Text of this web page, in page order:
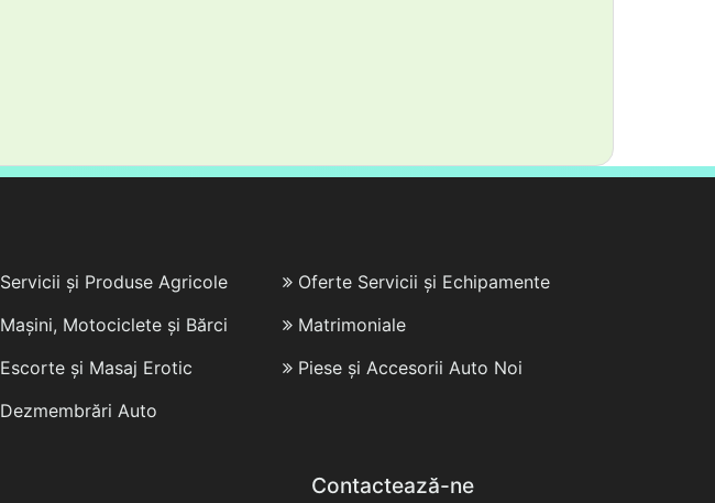
Servicii și Produse Agricole
Oferte Servicii și Echipamente
Mașini, Motociclete și Bărci
Matrimoniale
Escorte și Masaj Erotic
Piese și Accesorii Auto Noi
Dezmembrări Auto
Contactează-ne